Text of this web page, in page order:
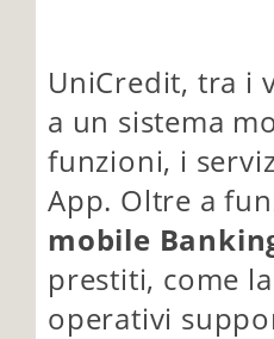
UniCredit, tra i
a un sistema
funzioni, i
App. Oltre a
mobile
prestiti, come
operativi